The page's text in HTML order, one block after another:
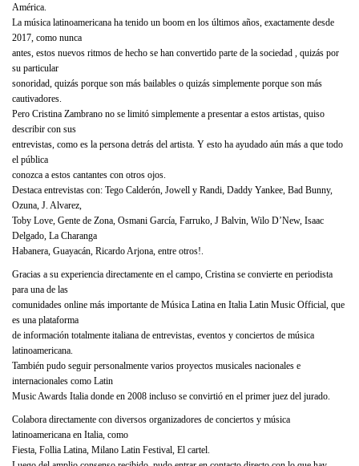
América.
La música latinoamericana ha tenido un boom en los últimos años, exactamente desde
2017, como nunca
antes, estos nuevos ritmos de hecho se han convertido parte de la sociedad , quizás por
su particular
sonoridad, quizás porque son más bailables o quizás simplemente porque son más
cautivadores.
Pero Cristina Zambrano no se limitó simplemente a presentar a estos artistas, quiso
describir con sus
entrevistas, como es la persona detrás del artista. Y esto ha ayudado aún más a que todo
el pública
conozca a estos cantantes con otros ojos.
Destaca entrevistas con: Tego Calderón, Jowell y Randi, Daddy Yankee, Bad Bunny,
Ozuna, J. Alvarez,
Toby Love, Gente de Zona, Osmani García, Farruko, J Balvin, Wilo D’New, Isaac
Delgado, La Charanga
Habanera, Guayacán, Ricardo Arjona, entre otros!.
Gracias a su experiencia directamente en el campo, Cristina se convierte en periodista
para una de las
comunidades online más importante de Música Latina en Italia Latin Music Official, que
es una plataforma
de información totalmente italiana de entrevistas, eventos y conciertos de música
latinoamericana.
También pudo seguir personalmente varios proyectos musicales nacionales e
internacionales como Latin
Music Awards Italia donde en 2008 incluso se convirtió en el primer juez del jurado.
Colabora directamente con diversos organizadores de conciertos y música
latinoamericana en Italia, como
Fiesta, Follia Latina, Milano Latin Festival, El cartel.